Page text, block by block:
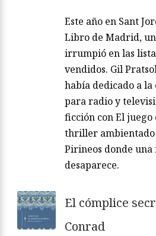
Este año en Sant
Libro de Madrid,
irrumpió en las
vendidos. Gil
había dedicado a
para radio y
ficción con El
thriller ambientado
Pirineos donde una
desaparece.
El cómplice
Conrad